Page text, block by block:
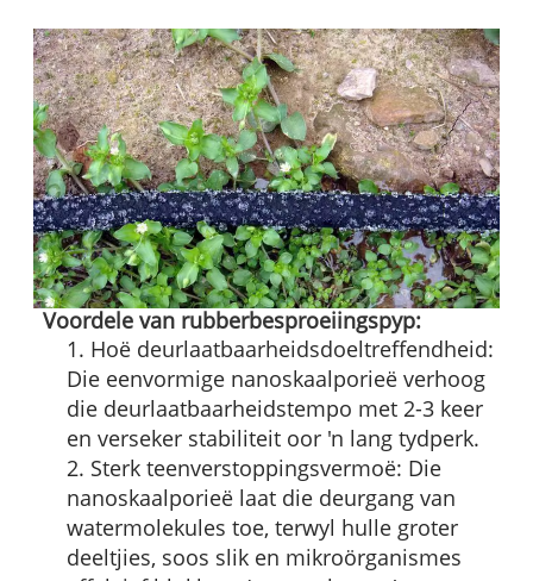
Voordele van rubberbesproeiingspyp:
1. Hoë deurlaatbaarheidsdoeltreffendheid:
Die eenvormige nanoskaalporieë verhoog
die deurlaatbaarheidstempo met 2-3 keer
en verseker stabiliteit oor 'n lang tydperk.
2. Sterk teenverstoppingsvermoë: Die
nanoskaalporieë laat die deurgang van
watermolekules toe, terwyl hulle groter
deeltjies, soos slik en mikroörganismes